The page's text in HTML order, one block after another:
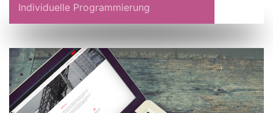
Individuelle Programmierung